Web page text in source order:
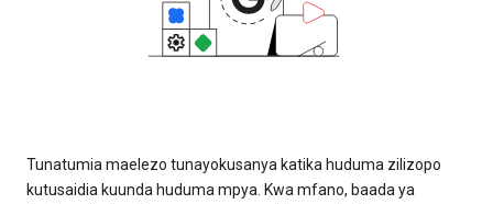
Tunatumia maelezo tunayokusanya katika huduma zilizopo
kutusaidia kuunda huduma mpya. Kwa mfano, baada ya